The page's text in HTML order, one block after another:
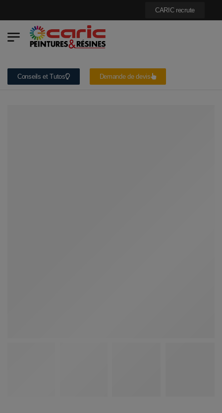
Demandez
CARIC recrute
Conseils et Tutos Demande de devis